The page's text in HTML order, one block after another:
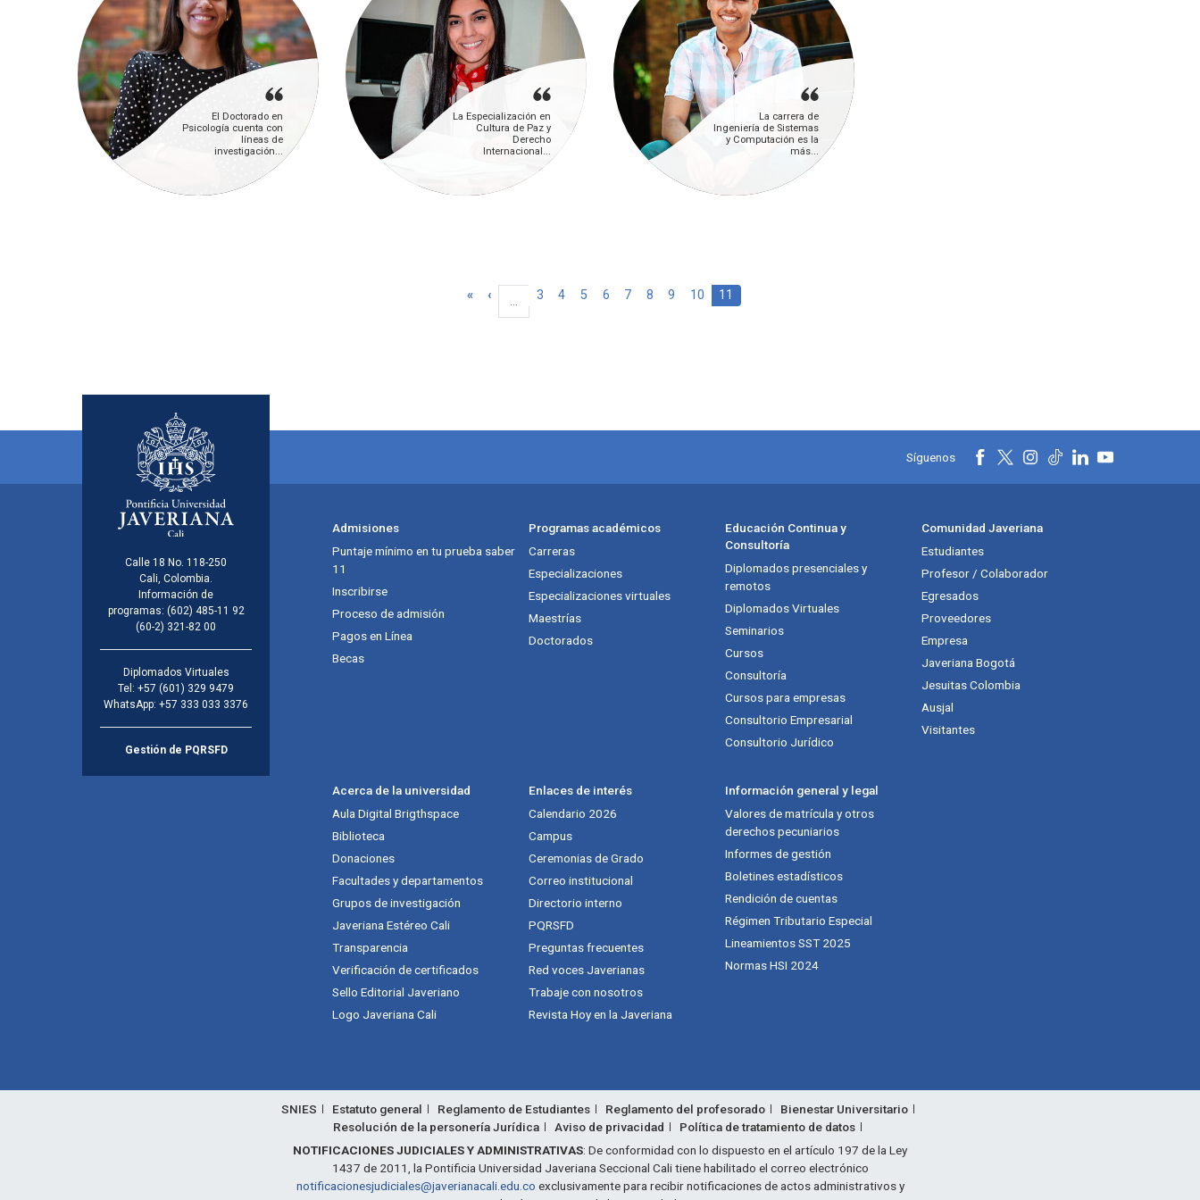
El Doctorado en
Psicología cuenta con
líneas de
investigación...
La Especialización en
Cultura de Paz y
Derecho
Internacional...
La carrera de
Ingeniería de Sistemas
y Computación es la
más...
Primera página
« Página anterior
‹ … Page
3 Page
4 Page
5 Page
6 Page
7 Page
8 Page
9 Page
10 Página actual
11
Calle 18 No. 118-250
Cali, Colombia.
Información de
programas: (602) 485-11 92
(60-2) 321-82 00
Diplomados Virtuales
Tel: +57 (601) 329 9479
WhatsApp: +57 333 033 3376
Gestión de PQRSFD
Síguenos
Admisiones
Puntaje mínimo en tu prueba saber
11
Inscribirse
Proceso de admisión
Pagos en Línea
Becas
Programas académicos
Carreras
Especializaciones
Especializaciones virtuales
Maestrías
Doctorados
Educación Continua y
Consultoría
Diplomados presenciales y
remotos
Diplomados Virtuales
Seminarios
Cursos
Consultoría
Cursos para empresas
Consultorio Empresarial
Consultorio Jurídico
Comunidad Javeriana
Estudiantes
Profesor / Colaborador
Egresados
Proveedores
Empresa
Javeriana Bogotá
Jesuitas Colombia
Ausjal
Visitantes
Acerca de la universidad
Aula Digital Brigthspace
Biblioteca
Donaciones
Facultades y departamentos
Grupos de investigación
Javeriana Estéreo Cali
Transparencia
Verificación de certificados
Sello Editorial Javeriano
Logo Javeriana Cali
Enlaces de interés
Calendario 2026
Campus
Ceremonias de Grado
Correo institucional
Directorio interno
PQRSFD
Preguntas frecuentes
Red voces Javerianas
Trabaje con nosotros
Revista Hoy en la Javeriana
Información general y legal
Valores de matrícula y otros
derechos pecuniarios
Informes de gestión
Boletines estadísticos
Rendición de cuentas
Régimen Tributario Especial
Lineamientos SST 2025
Normas HSI 2024
SNIES Estatuto general Reglamento de Estudiantes Reglamento del profesorado
Bienestar Universitario
Resolución de la personería Jurídica
Aviso de privacidad
Política de tratamiento de datos
NOTIFICACIONES JUDICIALES Y ADMINISTRATIVAS: De conformidad con lo dispuesto en el artículo 197 de la Ley
1437 de 2011, la Pontificia Universidad Javeriana Seccional Cali tiene habilitado el correo electrónico
notificacionesjudiciales@javerianacali.edu.co exclusivamente para recibir notificaciones de actos administrativos y